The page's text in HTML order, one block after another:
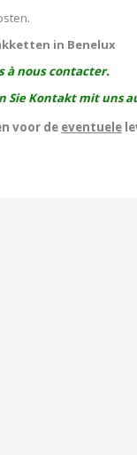
.
in Benelux
à nous contacter.
Sie Kontakt mit uns
voor de eventuele